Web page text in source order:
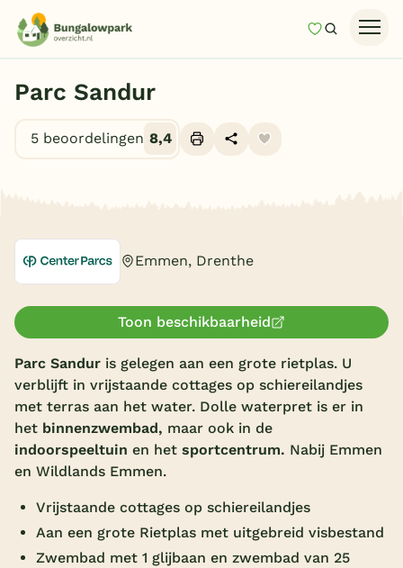
MijnZoeken
Last minutes
Top 12 aanbiedingen
Onze vakantiegidsen
Subtropisch zwembad
Overdekt zwembad
Wildwaterbaan
Indoor speeltuin
Alle populaire faciliteiten
Parc Sandur
5 beoordelingen 8,4
Emmen, Drenthe
Toon beschikbaarheid
Parc Sandur is gelegen aan een grote rietplas. U
verblijft in vrijstaande cottages op schiereilandjes
met terras aan het water. Dolle waterpret is er in
het binnenzwembad, maar ook in de
indoorspeeltuin en het sportcentrum. Nabij Emmen
en Wildlands Emmen.
Vrijstaande cottages op schiereilandjes
Aan een grote Rietplas met uitgebreid visbestand
Zwembad met 1 glijbaan en zwembad van 25